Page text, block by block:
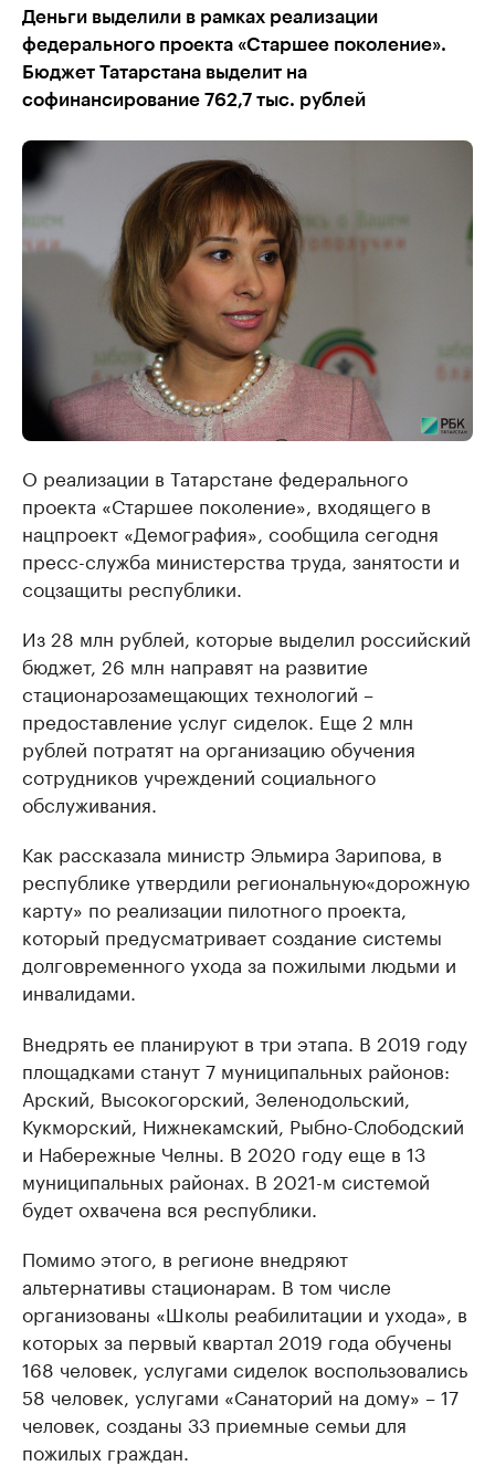
Деньги выделили в рамках реализации
федерального проекта «Старшее поколение».
Бюджет Татарстана выделит на
софинансирование 762,7 тыс. рублей
О реализации в Татарстане федерального
проекта «Старшее поколение», входящего в
нацпроект «Демография», сообщила сегодня
пресс-служба министерства труда, занятости и
соцзащиты республики.
Из 28 млн рублей, которые выделил российский
бюджет, 26 млн направят на развитие
стационарозамещающих технологий –
предоставление услуг сиделок. Еще 2 млн
рублей потратят на организацию обучения
сотрудников учреждений социального
обслуживания.
Как рассказала министр Эльмира Зарипова, в
республике утвердили региональную«дорожную
карту» по реализации пилотного проекта,
который предусматривает создание системы
долговременного ухода за пожилыми людьми и
инвалидами.
Внедрять ее планируют в три этапа. В 2019 году
площадками станут 7 муниципальных районов:
Арский, Высокогорский, Зеленодольский,
Кукморский, Нижнекамский, Рыбно-Слободский
и Набережные Челны. В 2020 году еще в 13
муниципальных районах. В 2021-м системой
будет охвачена вся республики.
Помимо этого, в регионе внедряют
альтернативы стационарам. В том числе
организованы «Школы реабилитации и ухода», в
которых за первый квартал 2019 года обучены
168 человек, услугами сиделок воспользовались
58 человек, услугами «Санаторий на дому» – 17
человек, созданы 33 приемные семьи для
пожилых граждан.